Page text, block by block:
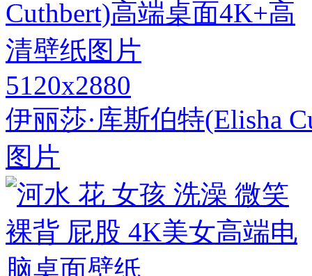
5120x2880
伊丽莎·库斯伯特(Elisha
图片